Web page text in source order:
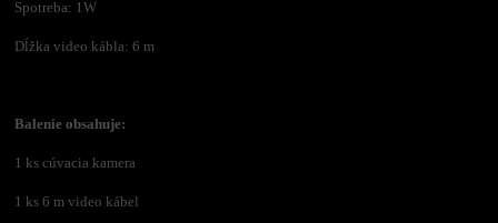
Spotreba: 1W
Dĺžka video kábla: 6 m
Balenie obsahuje:
1 ks cúvacia kamera
1 ks 6 m video kábel